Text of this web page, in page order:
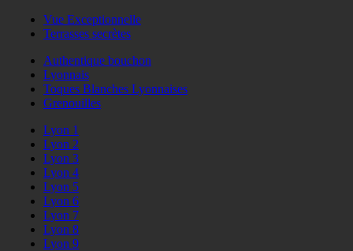
Vue Exceptionnelle
Terrasses secrètes
Authentique bouchon
Lyonnais
Toques Blanches Lyonnaises
Grenouilles
Lyon 1
Lyon 2
Lyon 3
Lyon 4
Lyon 5
Lyon 6
Lyon 7
Lyon 8
Lyon 9